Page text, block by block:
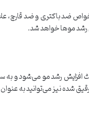
ضد باکتری و ضد
موها خواهد شد.
شده نیز می‌توانید به